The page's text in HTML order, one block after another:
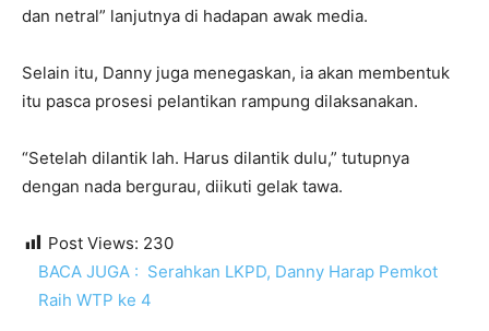
dan netral” lanjutnya di hadapan awak media.
Selain itu, Danny juga menegaskan, ia akan membentuk
itu pasca prosesi pelantikan rampung dilaksanakan.
“Setelah dilantik lah. Harus dilantik dulu,” tutupnya
dengan nada bergurau, diikuti gelak tawa.
Post Views: 230
BACA JUGA : Serahkan LKPD, Danny Harap Pemkot
Raih WTP ke 4